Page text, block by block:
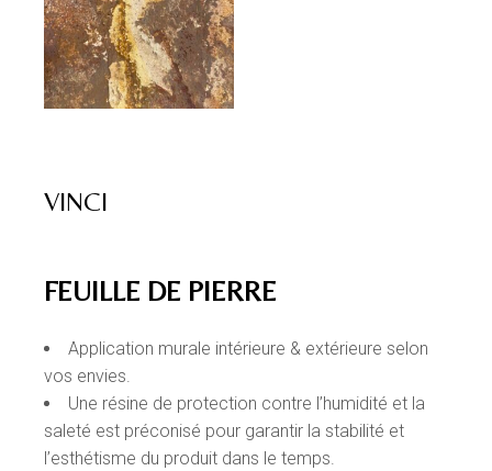
VINCI
FEUILLE DE PIERRE
Application murale intérieure & extérieure selon
vos envies.
Une résine de protection contre l’humidité et la
saleté est préconisé pour garantir la stabilité et
l’esthétisme du produit dans le temps.